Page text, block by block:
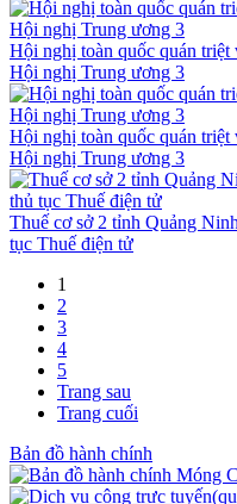
Hội nghị toàn quốc quán
Hội nghị Trung ương 3
Hội nghị toàn quốc quán
Hội nghị Trung ương 3
Thuế cơ sở 2 tỉnh Quảng
tục Thuế điện tử
1
2
3
4
5
Trang sau
Trang cuối
Bản đồ hành chính